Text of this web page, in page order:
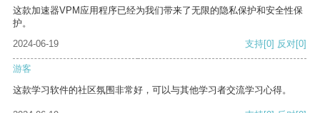
这款加速器VPM应用程序已经为我们带来了无限的隐私保护和安全性保
护。
2024-06-19
支持[0] 反对[0]
游客
这款学习软件的社区氛围非常好，可以与其他学习者交流学习心得。